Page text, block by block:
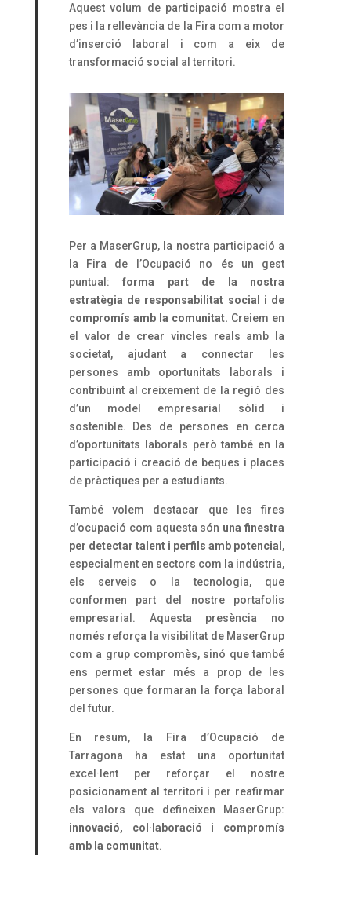
Aquest volum de participació mostra el
pes i la rellevància de la Fira com a motor
d’inserció laboral i com a eix de
transformació social al territori.
Per a MaserGrup, la nostra participació a
la Fira de l’Ocupació no és un gest
puntual: forma part de la nostra
estratègia de responsabilitat social i de
compromís amb la comunitat. Creiem en
el valor de crear vincles reals amb la
societat, ajudant a connectar les
persones amb oportunitats laborals i
contribuint al creixement de la regió des
d’un model empresarial sòlid i
sostenible. Des de persones en cerca
d’oportunitats laborals però també en la
participació i creació de beques i places
de pràctiques per a estudiants.
També volem destacar que les fires
d’ocupació com aquesta són una finestra
per detectar talent i perfils amb potencial ,
especialment en sectors com la indústria,
els serveis o la tecnologia, que
conformen part del nostre portafolis
empresarial. Aquesta presència no
només reforça la visibilitat de MaserGrup
com a grup compromès, sinó que també
ens permet estar més a prop de les
persones que formaran la força laboral
del futur.
En resum, la Fira d’Ocupació de
Tarragona ha estat una oportunitat
excel·lent per reforçar el nostre
posicionament al territori i per reafirmar
els valors que defineixen MaserGrup:
innovació, col·laboració i compromís
amb la comunitat.